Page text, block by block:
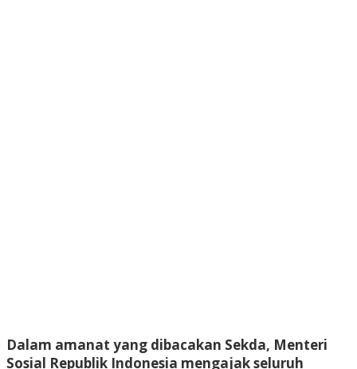
Dalam amanat yang dibacakan Sekda, Menteri
Sosial Republik Indonesia mengajak seluruh